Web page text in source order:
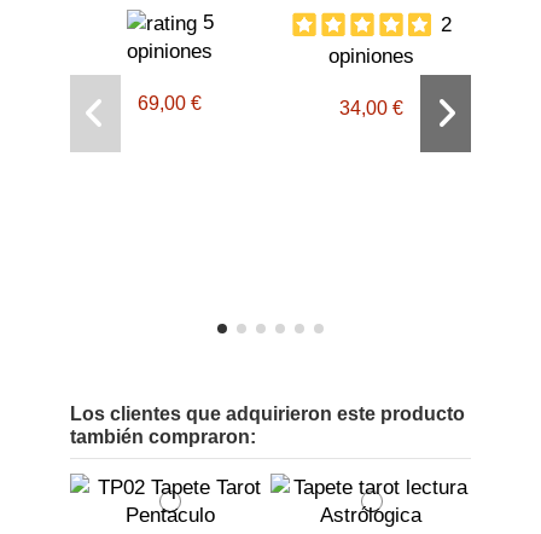
5
opiniones
69,00 €
2
opiniones
34,00 €
Los clientes que adquirieron este producto
también compraron: